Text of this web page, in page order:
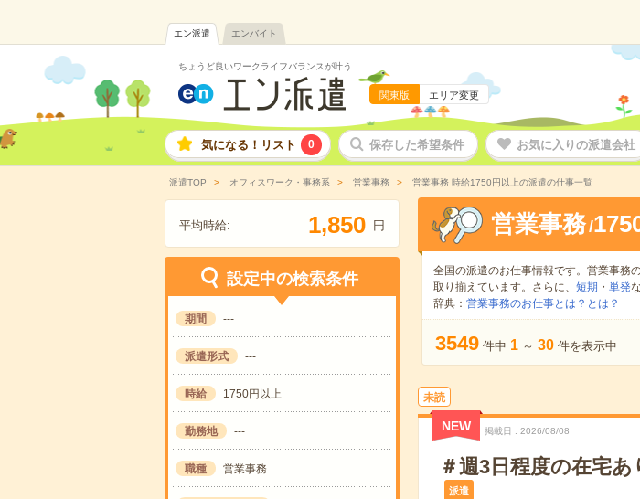
エン派遣 エンバイト
ちょうど良いワークライフバランスが叶う
関東版 エリア変更
気になる！リスト 0 保存した希望条件 お気に入りの派遣会社
派遣TOP オフィスワーク・事務系 営業事務 営業事務 時給1750円以上の派遣の仕事一覧
平均時給: 1,850 円
設定中の検索条件
期間 ---
派遣形式 ---
時給 1750円以上
勤務地 ---
職種 営業事務
営業事務/
全国の派遣のお仕事情報です。営業事務
取り揃えています。さらに、 短期 ・ 単発
辞典： 営業事務のお仕事とは？とは？
3549 件中 1 ～ 30 件を表示中
未読
NEW 掲載日 2026/08/08
＃週3日程度の在宅
派遣